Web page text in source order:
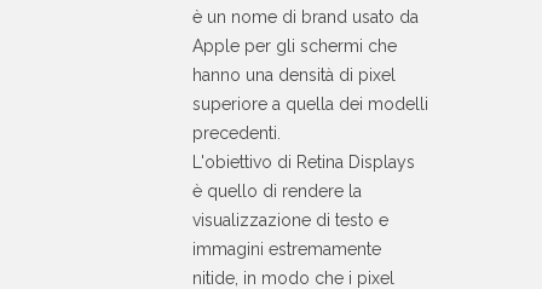
è un nome di brand usato da
Apple per gli schermi che
hanno una densità di pixel
superiore a quella dei modelli
precedenti.
L'obiettivo di Retina Displays
è quello di rendere la
visualizzazione di testo e
immagini estremamente
nitide, in modo che i pixel